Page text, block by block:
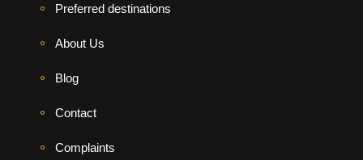
Preferred destinations
About Us
Blog
Contact
Complaints